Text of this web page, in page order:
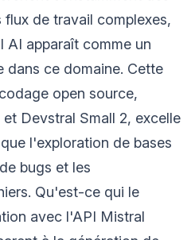
de travail complexes,
AI apparaît comme un
dans ce domaine. Cette
open source,
Devstral Small 2, excelle
l'exploration de bases
bugs et les
Qu'est-ce qui le
avec l'API Mistral